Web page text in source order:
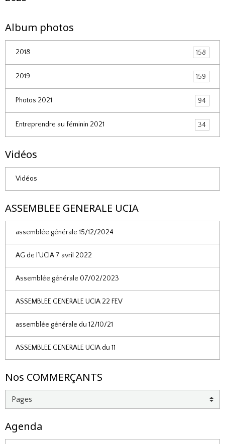
Album photos
2018 158
2019 159
Photos 2021 94
Entreprendre au féminin 2021 34
Vidéos
Vidéos
ASSEMBLEE GENERALE UCIA
assemblée générale 15/12/2024
AG de l’UCIA 7 avril 2022
Assemblée générale 07/02/2023
ASSEMBLEE GENERALE UCIA 22 FEV
assemblée générale du 12/10/21
ASSEMBLEE GENERALE UCIA du 11
Nos COMMERÇANTS
Agenda